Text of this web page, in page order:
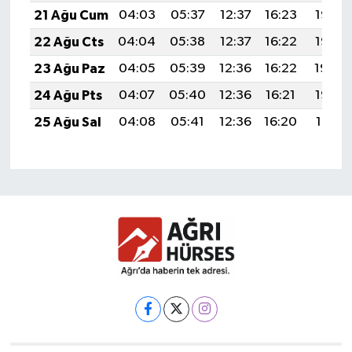
21 Ağu Cum 04:03 05:37 12:37 16:23
19:27
22 Ağu Cts
04:04 05:38 12:37 16:22
19:25
23 Ağu Paz
04:05 05:39 12:36 16:22
19:24
24 Ağu Pts
04:07 05:40 12:36 16:21
19:22
25 Ağu Sal
04:08 05:41 12:36 16:20 19:21